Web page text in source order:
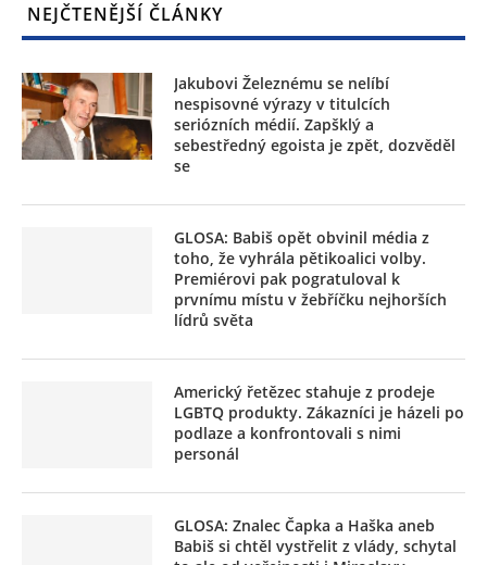
NEJČTENĚJŠÍ ČLÁNKY
Jakubovi Železnému se nelíbí
nespisovné výrazy v titulcích
seriózních médií. Zapšklý a
sebestředný egoista je zpět, dozvěděl
se
GLOSA: Babiš opět obvinil média z
toho, že vyhrála pětikoalici volby.
Premiérovi pak pogratuloval k
prvnímu místu v žebříčku nejhorších
lídrů světa
Americký řetězec stahuje z prodeje
LGBTQ produkty. Zákazníci je házeli po
podlaze a konfrontovali s nimi
personál
GLOSA: Znalec Čapka a Haška aneb
Babiš si chtěl vystřelit z vlády, schytal